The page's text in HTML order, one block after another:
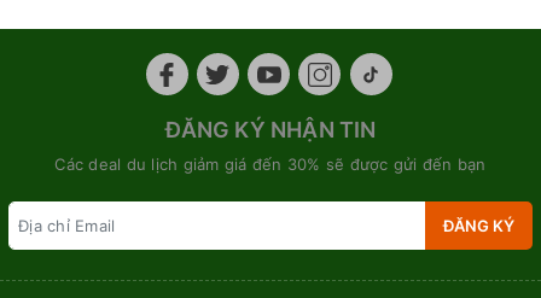
ĐĂNG KÝ NHẬN TIN
Các deal du lịch giảm giá đến 30% sẽ được gửi đến bạn
ĐĂNG KÝ